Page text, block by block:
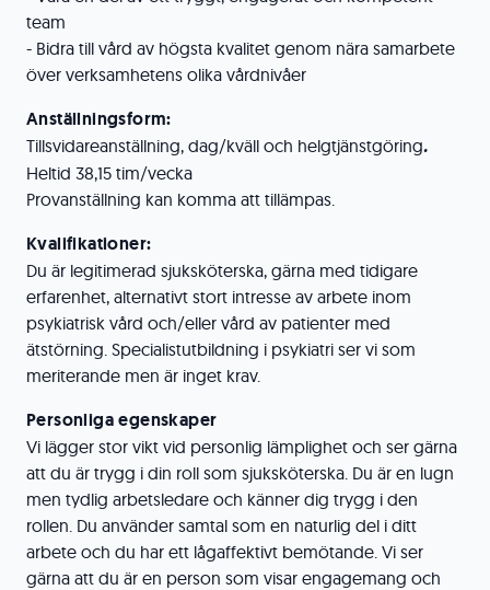
team
- Bidra till vård av högsta kvalitet genom nära samarbete
över verksamhetens olika vårdnivåer
Anställningsform:
Tillsvidareanställning, dag/kväll och helgtjänstgöring.
Heltid 38,15 tim/vecka
Provanställning kan komma att tillämpas.
Kvalifikationer:
Du är legitimerad sjuksköterska, gärna med tidigare
erfarenhet, alternativt stort intresse av arbete inom
psykiatrisk vård och/eller vård av patienter med
ätstörning. Specialistutbildning i psykiatri ser vi som
meriterande men är inget krav.
Personliga egenskaper
Vi lägger stor vikt vid personlig lämplighet och ser gärna
att du är trygg i din roll som sjuksköterska. Du är en lugn
men tydlig arbetsledare och känner dig trygg i den
rollen. Du använder samtal som en naturlig del i ditt
arbete och du har ett lågaffektivt bemötande. Vi ser
gärna att du är en person som visar engagemang och